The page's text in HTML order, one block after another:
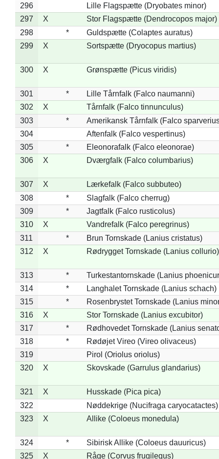
296
Lille Flagspætte (Dryobates minor)
297
X
Stor Flagspætte (Dendrocopos major)
298
*
Guldspætte (Colaptes auratus)
299
X Sortspætte (Dryocopus martius)
300 X Grønspætte (Picus viridis)
301 *
Lille Tårnfalk (Falco naumanni)
302
X
Tårnfalk (Falco tinnunculus)
303
*
Amerikansk Tårnfalk (Falco
304
Aftenfalk (Falco vespertinus)
305
*
Eleonorafalk (Falco eleonorae)
306
X Dværgfalk (Falco columbarius)
307 X
Lærkefalk (Falco subbuteo)
308
*
Slagfalk (Falco cherrug)
309
*
Jagtfalk (Falco rusticolus)
310
X
Vandrefalk (Falco peregrinus)
311
*
Brun Tornskade (Lanius cristatus)
312
X Rødrygget Tornskade (Lanius collurio)
313 *
Turkestantornskade (Lanius
314
*
Langhalet Tornskade (Lanius schach)
315
*
Rosenbrystet Tornskade (Lanius
316
X
Stor Tornskade (Lanius excubitor)
317
*
Rødhovedet Tornskade (Lanius
318
*
Rødøjet Vireo (Vireo olivaceus)
319
Pirol (Oriolus oriolus)
320
X Skovskade (Garrulus glandarius)
321 X
Husskade (Pica pica)
322
Nøddekrige (Nucifraga caryocatactes)
323
X Allike (Coloeus monedula)
324 *
Sibirisk Allike (Coloeus dauuricus)
325
X Råge (Corvus frugilegus)